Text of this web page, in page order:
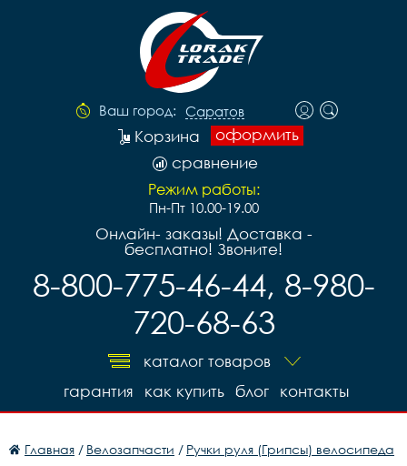
Ваш город: Саратов
оформить
Корзина
сравнение
Режим работы:
Пн-Пт 10.00-19.00
Онлайн- заказы! Доставка -
бесплатно! Звоните!
8-800-775-46-44, 8-980-
720-68-63
каталог товаров
контакты
блог
как купить
гарантия
Главная / Велозапчасти / Ручки руля (Грипсы) велосипеда